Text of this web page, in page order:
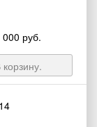
000 руб.
корзину.